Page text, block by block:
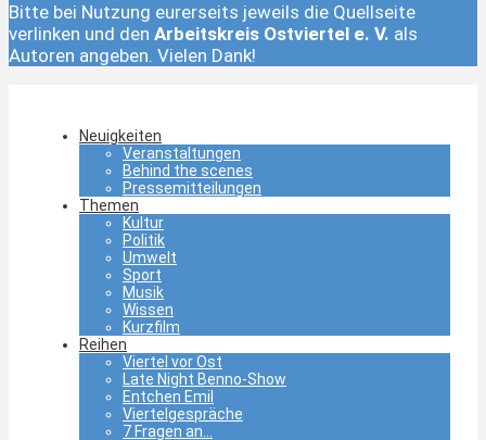
Bitte bei Nutzung eurerseits jeweils die Quellseite
verlinken und den Arbeitskreis Ostviertel e. V. als
Autoren angeben. Vielen Dank!
Neuigkeiten
Veranstaltungen
Behind the scenes
Pressemitteilungen
Themen
Kultur
Politik
Umwelt
Sport
Musik
Wissen
Kurzfilm
Reihen
Viertel vor Ost
Late Night Benno-Show
Entchen Emil
Viertelgespräche
7 Fragen an…